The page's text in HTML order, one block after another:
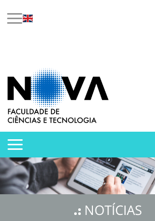
NOTÍCIAS